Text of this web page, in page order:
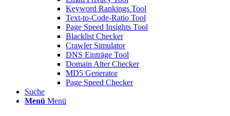
Keyword Rankings Tool
Text-to-Code-Ratio Tool
Page Speed Insights Tool
Blacklist Checker
Crawler Simulator
DNS Einträge Tool
Domain Alter Checker
MD5 Generator
Page Speed Checker
Suche
Menü Menü